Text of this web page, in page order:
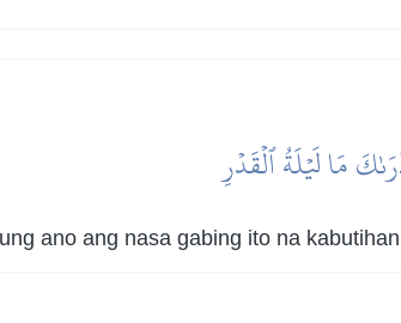
مَا لَيۡلَةُ ٱلۡقَدۡرِ
ano ang nasa gabing ito na